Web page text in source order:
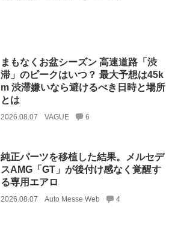
まもなくお盆シーズン 高速道路「渋
滞」のピークはいつ？ 最大予想は45k
m 渋滞嫌いなら避けるべき日時と場所
とは
2026.08.07 VAGUE 6
純正パーツを移植した結果。メルセデ
スAMG「GT」が後付け感なく覚醒す
る専用エアロ
2026.08.07 Auto Messe Web 4